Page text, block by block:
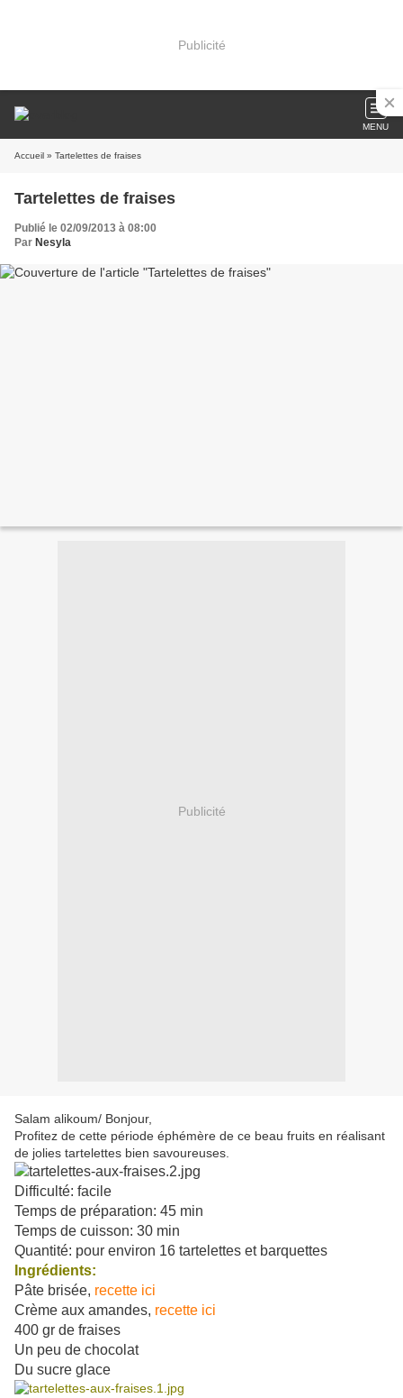
Publicité
MENU
Accueil » Tartelettes de fraises
Tartelettes de fraises
Publié le 02/09/2013 à 08:00
Par Nesyla
Publicité
Salam alikoum/ Bonjour,
Profitez de cette période éphémère de ce beau fruits en réalisant
de jolies tartelettes bien savoureuses.
Difficulté: facile
Temps de préparation: 45 min
Temps de cuisson: 30 min
Quantité: pour environ 16 tartelettes et barquettes
Ingrédients:
Pâte brisée, recette ici
Crème aux amandes, recette ici
400 gr de fraises
Un peu de chocolat
Du sucre glace